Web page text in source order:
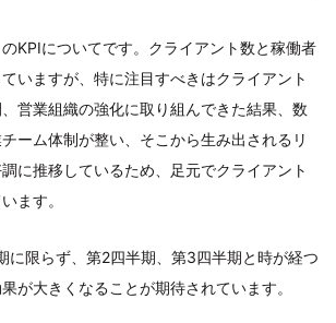
KPIについてです。クライアント数と稼働者
いますが、特に注目すべきはクライアント
営業組織の強化に取り組んできた結果、数
ーム体制が整い、そこから生み出されるリ
に推移しているため、足元でクライアント
ます。
に限らず、第2四半期、第3四半期と時が経つ
が大きくなることが期待されています。